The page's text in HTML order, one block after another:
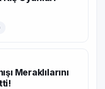
Meraklılarını